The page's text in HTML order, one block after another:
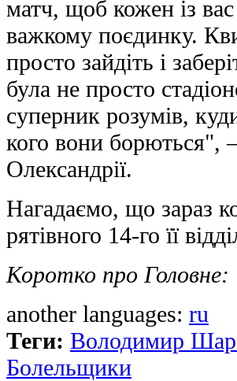
матч, щоб кожен із
важкому поєдинку.
просто зайдіть і
була не просто
суперник розумів,
кого вони борються",
Олександрії.
Нагадаємо, що зараз
рятівного 14-го її
Коротко про Головне:
another languages: ru
Теги: Володимир
Болельщики